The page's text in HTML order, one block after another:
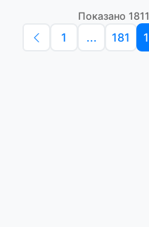
Показано
1 ... 181